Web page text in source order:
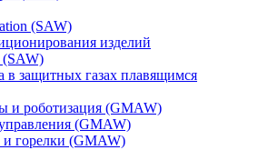
(SAW)
изделий
(SAW)
в защитных газах плавящимся
и роботизация (GMAW)
(GMAW)
горелки (GMAW)